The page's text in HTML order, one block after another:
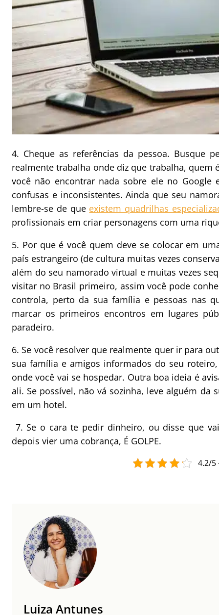
4. Cheque as referências da pessoa. Busque
realmente trabalha onde diz que trabalha, quem
você não encontrar nada sobre ele no
confusas e inconsistentes. Ainda que seu
lembre-se de que existem quadrilhas
profissionais em criar personagens com uma
5. Por que é você quem deve se colocar em
país estrangeiro (de cultura muitas vezes
além do seu namorado virtual e muitas vezes
visitar no Brasil primeiro, assim você pode
controla, perto da sua família e pessoas nas
marcar os primeiros encontros em lugares
paradeiro.
6. Se você resolver que realmente quer ir para
sua família e amigos informados do seu
onde você vai se hospedar. Outra boa ideia é
ali. Se possível, não vá sozinha, leve alguém da
em um hotel.
7. Se o cara te pedir dinheiro, ou disse que
depois vier uma cobrança, É GOLPE.
4.2/5
Luiza Antunes